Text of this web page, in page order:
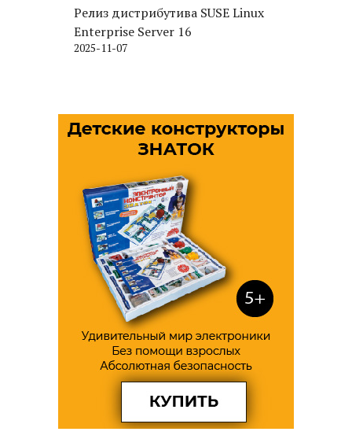
Релиз дистрибутива SUSE Linux
Enterprise Server 16
2025-11-07